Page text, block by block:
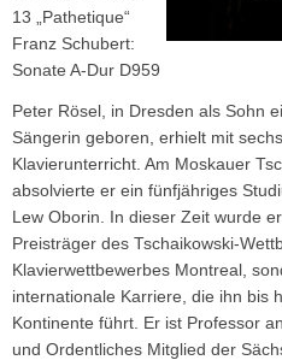
13 „Pathetique“
Franz Schubert:
Sonate A-Dur D959
Peter Rösel, in Dresden als Sohn
Sängerin geboren, erhielt mit
Klavierunterricht. Am Moskauer
absolvierte er ein fünfjähriges
Lew Oborin. In dieser Zeit wurde
Preisträger des Tschaikowski-
Klavierwettbewerbes Montreal,
internationale Karriere, die ihn bis
Kontinente führt. Er ist Professor
und Ordentliches Mitglied der